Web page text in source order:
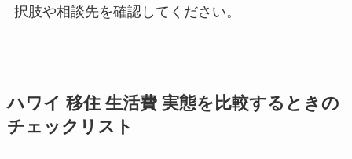
択肢や相談先を確認してください。
ハワイ 移住 生活費 実態を比較するときの
チェックリスト